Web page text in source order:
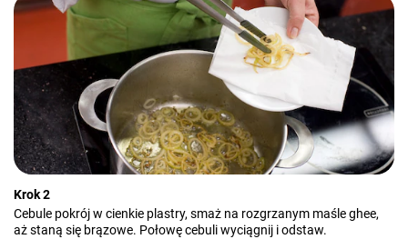
Krok 2
Cebule pokrój w cienkie plastry, smaż na rozgrzanym maśle ghee,
aż staną się brązowe. Połowę cebuli wyciągnij i odstaw.